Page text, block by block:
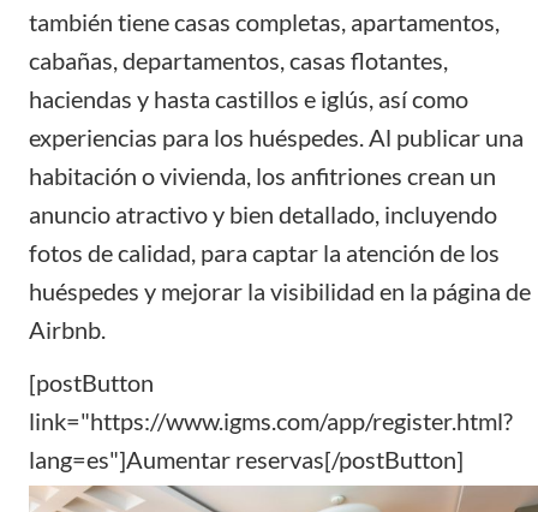
también tiene casas completas, apartamentos,
cabañas, departamentos, casas flotantes,
haciendas y hasta castillos e iglús, así como
experiencias para los huéspedes. Al publicar una
habitación o vivienda, los anfitriones crean un
anuncio atractivoy bien detallado, incluyendo
fotos de calidad, para captar la atención de los
huéspedes y mejorar la visibilidad en la página de
Airbnb.
[postButton
link="https://www.igms.com/app/register.html?
lang=es"]Aumentar reservas[/postButton]